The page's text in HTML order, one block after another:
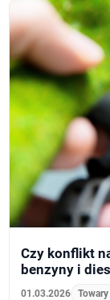
Czy konflikt
benzyny i
01.03.2026 Towary